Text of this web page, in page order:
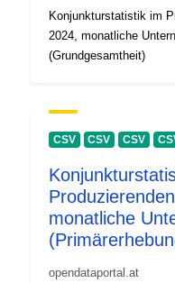
Konjunkturstatistik im
2024, monatliche
(Grundgesamtheit)
CSV CSV CSV
monatliche
opendataportal.at